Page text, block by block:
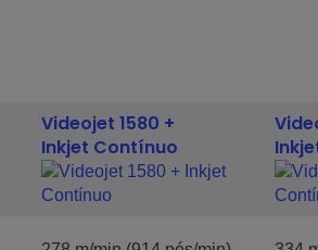
Videojet 1580 +
Inkjet Contínuo